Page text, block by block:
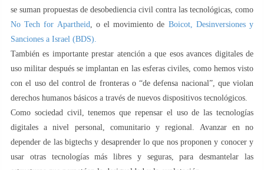
se suman propuestas de desobediencia civil contra las tecnológicas, como
No Tech for Apartheid
, o el movimiento de Boicot, Desinversiones y
Sanciones a Israel (BDS).
También es importante prestar atención a que esos avances digitales de
uso militar después se implantan en las esferas civiles, como hemos visto
con el uso del control de fronteras o “de defensa nacional”, que violan
derechos humanos básicos a través de nuevos dispositivos tecnológicos.
Como sociedad civil, tenemos que repensar el uso de las tecnologías
digitales a nivel personal, comunitario y regional. Avanzar en no
depender de las bigtechs y desaprender lo que nos proponen y conocer y
usar otras tecnologías más libres y seguras, para desmantelar las